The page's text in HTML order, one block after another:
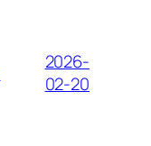
2026-
02-20